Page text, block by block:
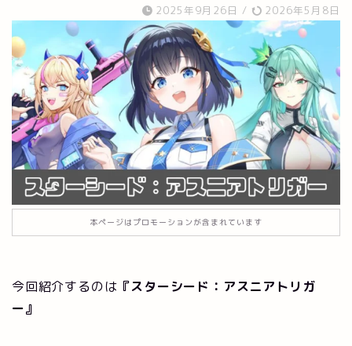
2025年9月26日 / 2026年5月8日
本ページはプロモーションが含まれています
今回紹介するのは 『スターシード：アスニアトリガ
ー』